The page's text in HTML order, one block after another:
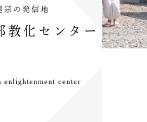
宗の発信地
教化センター
enlightenment center